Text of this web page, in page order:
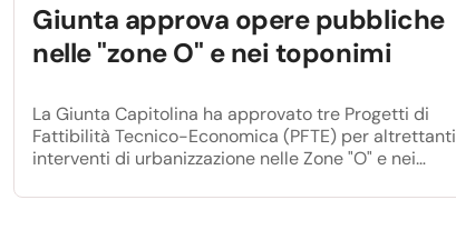
Giunta approva opere pubbliche
nelle "zone O" e nei toponimi
La Giunta Capitolina ha approvato tre Progetti di
Fattibilità Tecnico-Economica (PFTE) per altrettanti
interventi di urbanizzazione nelle Zone "O" e nei
oltre 1 milione di euro alla realizzazione di opere